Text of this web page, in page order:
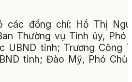
các đồng chí: Hồ Thị
Thường vụ Tỉnh ủy, Phó
UBND tỉnh; Trương Công
tỉnh; Đào Mỹ, Phó Chủ